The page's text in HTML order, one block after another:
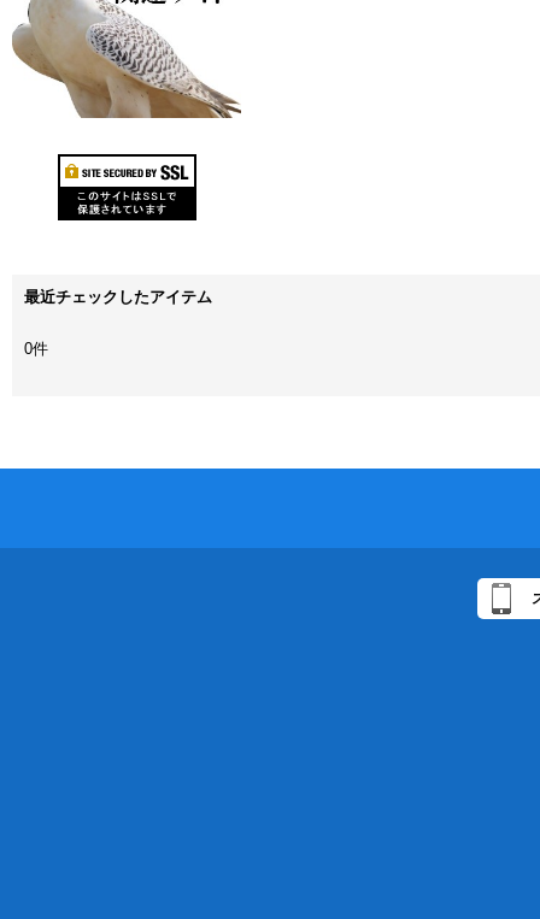
最近チェックしたアイテム
0件